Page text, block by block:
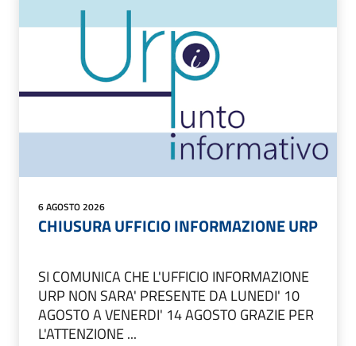
6 AGOSTO 2026
CHIUSURA UFFICIO INFORMAZIONE URP
SI COMUNICA CHE L'UFFICIO INFORMAZIONE
URP NON SARA' PRESENTE DA LUNEDI' 10
AGOSTO A VENERDI' 14 AGOSTO GRAZIE PER
L'ATTENZIONE ...